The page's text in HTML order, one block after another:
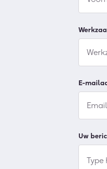
E-
Uw